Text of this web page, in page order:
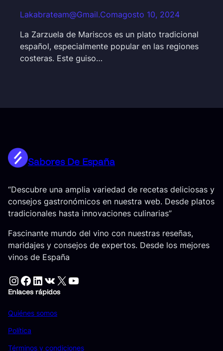
Lakabrateam@gmail.comagosto 10, 2024
La Zarzuela de Mariscos es un plato tradicional
español, especialmente popular en las regiones
costeras. Este guiso…
Sabores De España
“Descubre una amplia variedad de recetas deliciosas y
consejos gastronómicos en nuestra web. Desde platos
tradicionales hasta innovaciones culinarias”
Fascinante mundo del vino con nuestras reseñas,
maridajes y consejos de expertos. Desde los mejores
vinos de España
Instagram Facebook LinkedIn VK X YouTube
Enlaces rápidos
Quiénes somos
Política
Términos y condiciones